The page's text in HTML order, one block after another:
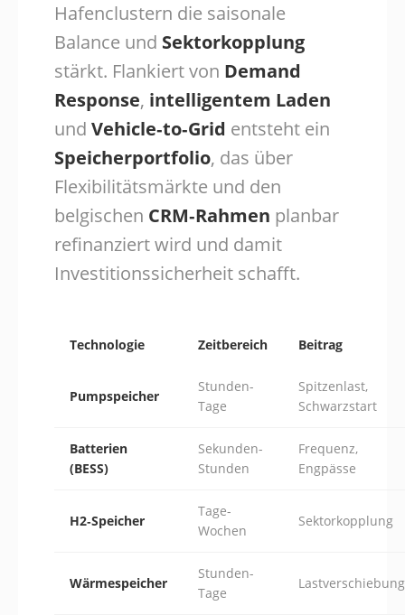
Hafenclustern die saisonale
Balance und Sektorkopplung
stärkt. Flankiert von Demand
Response, intelligentem Laden
und Vehicle‑to‑Grid entsteht ein
Speicherportfolio, das über
Flexibilitätsmärkte und den
belgischen CRM‑Rahmen planbar
refinanziert wird und damit
Investitionssicherheit schafft.
Technologie Zeitbereich Beitrag
Pumpspeicher
Stunden-
Tage
Spitzenlast,
Schwarzstart
Batterien
(BESS)
Sekunden-
Stunden
Frequenz,
Engpässe
H2‑Speicher
Tage-
Wochen
Sektorkopplung
Wärmespeicher
Stunden-
Tage
Lastverschiebung